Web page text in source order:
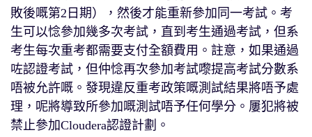
敗後嘅第2日期），然後才能重新參加同一考試。考
生可以惗參加幾多次考試，直到考生通過考試，但系
考生每次重考都需要支付全額費用。註意，如果通過
咗認證考試，但仲惗再次參加考試嚟提高考試分數系
唔被允許嘅。發現違反重考政策嘅測試結果將唔予處
理，呢將導致所參加嘅測試唔予任何學分。屢犯將被
禁止參加Cloudera認證計劃。